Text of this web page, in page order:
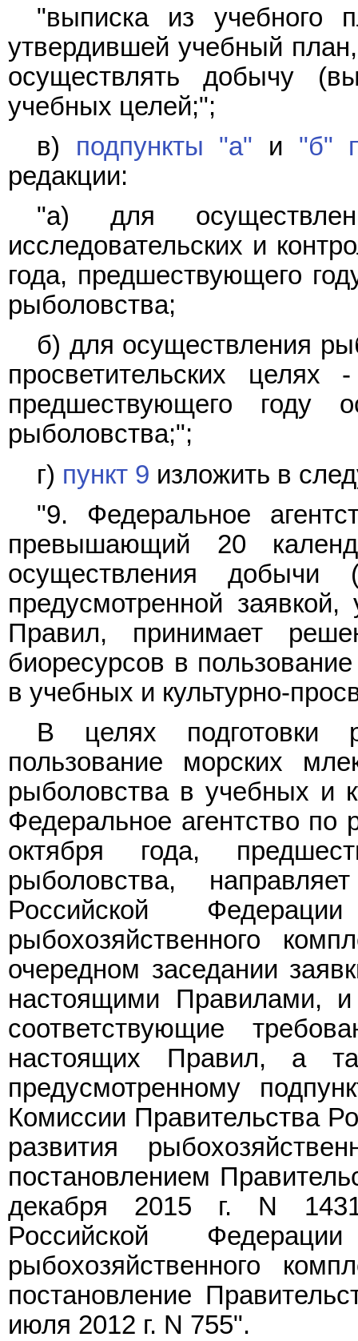
"выписка из учебного
утвердившей учебный
осуществлять добычу
учебных целей;";
в) подпункты "а" и "б"
редакции:
"а) для
исследовательских и
года, предшествующего
рыболовства;
б) для осуществления
просветительских
предшествующего году
рыболовства;";
г) пункт 9 изложить в
"9. Федеральное
превышающий 20
осуществления добычи
предусмотренной
Правил, принимает
биоресурсов в
в учебных и культурно-
В целях подготовки
пользование морских
рыболовства в учебных и
Федеральное агентство по
октября года,
рыболовства,
Российской
рыбохозяйственного
очередном заседании
настоящими Правилами,
соответствующие
настоящих Правил, а
предусмотренному
Комиссии Правительства
развития
постановлением
декабря 2015 г. N
Российской
рыбохозяйственного
постановление
июля 2012 г. N 755".